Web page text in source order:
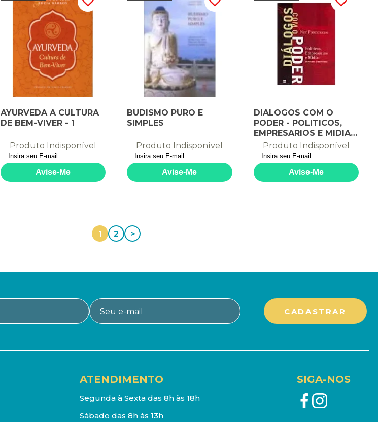
AYURVEDA A CULTURA
DE BEM-VIVER - 1
Produto Indisponível
BUDISMO PURO E
SIMPLES
Produto Indisponível
DIALOGOS COM O
PODER - POLITICOS,
EMPRESARIOS E MIDIA
VERDADES E MENTIRA -
Produto Indisponível
1 2 >
ATENDIMENTO
Segunda à Sexta das 8h às 18h
Sábado das 8h às 13h
SIGA-NOS